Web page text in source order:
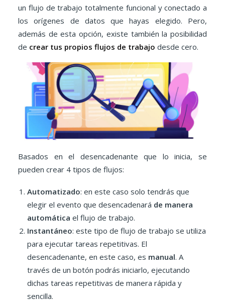
un flujo de trabajo totalmente funcional y conectado a
los orígenes de datos que hayas elegido. Pero,
además de esta opción, existe también la posibilidad
de crear tus propios flujos de trabajo desde cero.
Basados en el desencadenante que lo inicia, se
pueden crear 4 tipos de flujos:
Automatizado: en este caso solo tendrás que
elegir el evento que desencadenará de manera
automática el flujo de trabajo.
Instantáneo: este tipo de flujo de trabajo se utiliza
para ejecutar tareas repetitivas. El
desencadenante, en este caso, es manual. A
través de un botón podrás iniciarlo, ejecutando
dichas tareas repetitivas de manera rápida y
sencilla.